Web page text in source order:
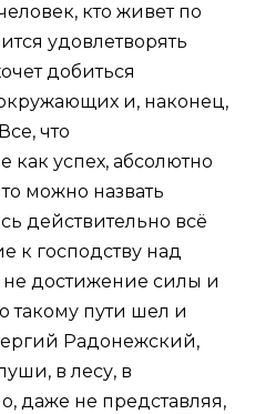
кто живет по
удовлетворять
добиться
и, наконец,
что
как успех, абсолютно
можно назвать
действительно всё
к господству над
достижение силы и
такому пути шел и
Радонежский,
в лесу, в
даже не представляя,